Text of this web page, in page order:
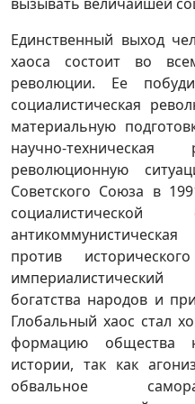
Единственный выход
хаоса состоит во
революции. Ее
социалистическая
материальную
научно-
революционную
Советского Союза в
против
богатства народов и
Глобальный хаос стал
формацию общества
истории, так как
обвальное